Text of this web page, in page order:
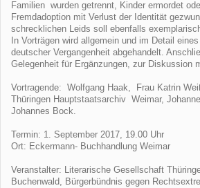
Familien wurden getrennt, Kinder ermordet
Fremdadoption mit Verlust der Identität
schrecklichen Leids soll ebenfalls
In Vorträgen wird allgemein und im Detail
deutscher Vergangenheit abgehandelt.
Gelegenheit für Ergänzungen, zur Diskussion
Vortragende: Wolfgang Haak, Frau Katrin
Thüringen Hauptstaatsarchiv Weimar,
Johannes Bock.
Termin: 1. September 2017, 19.00 Uhr
Ort: Eckermann- Buchhandlung Weimar
Veranstalter: Literarische Gesellschaft
Buchenwald, Bürgerbündnis gegen